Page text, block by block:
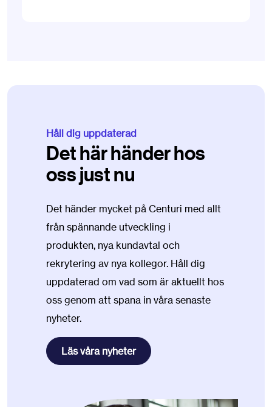
Håll dig uppdaterad
Det här händer hos
oss just nu
Det händer mycket på Centuri med allt
från spännande utveckling i
produkten, nya kundavtal och
rekrytering av nya kollegor. Håll dig
uppdaterad om vad som är aktuellt hos
oss genom att spana in våra senaste
nyheter.
Läs våra nyheter